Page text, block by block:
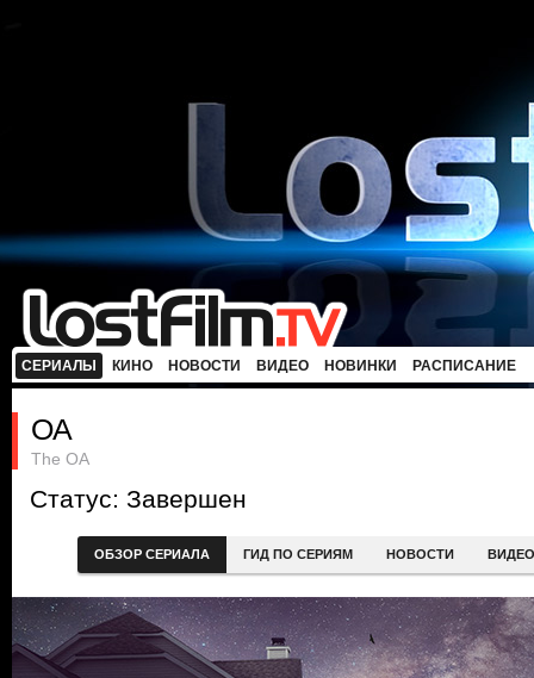
СЕРИАЛЫ КИНО НОВОСТИ ВИДЕО НОВИНКИ РАСПИСАНИЕ
ОА
The OA
Статус: Завершен
ОБЗОР СЕРИАЛА ГИД ПО СЕРИЯМ НОВОСТИ ВИДЕО